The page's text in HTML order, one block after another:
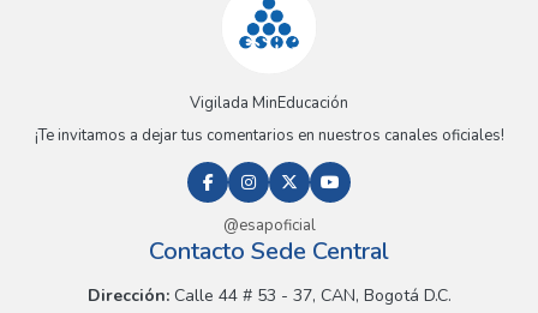
Vigilada MinEducación
¡Te invitamos a dejar tus comentarios en nuestros canales oficiales!
@esapoficial
Contacto Sede Central
Dirección:Calle 44 # 53 - 37, CAN, Bogotá D.C.